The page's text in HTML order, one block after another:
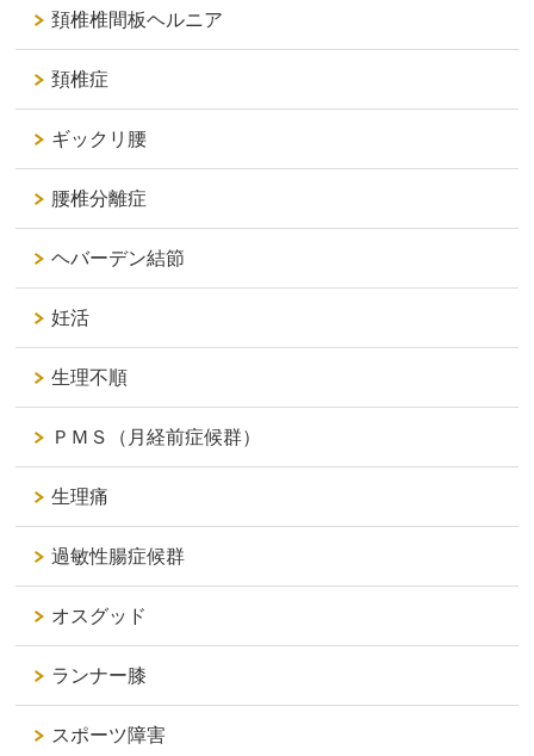
頚椎椎間板ヘルニア
頚椎症
ギックリ腰
腰椎分離症
ヘバーデン結節
妊活
生理不順
ＰＭＳ（月経前症候群）
生理痛
過敏性腸症候群
オスグッド
ランナー膝
スポーツ障害